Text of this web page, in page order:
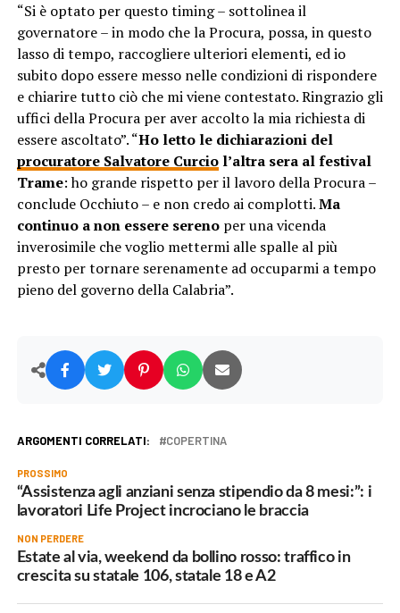
“Si è optato per questo timing – sottolinea il
governatore – in modo che la Procura, possa, in questo
lasso di tempo, raccogliere ulteriori elementi, ed io
subito dopo essere messo nelle condizioni di rispondere
e chiarire tutto ciò che mi viene contestato. Ringrazio gli
uffici della Procura per aver accolto la mia richiesta di
essere ascoltato”. “Ho letto le dichiarazioni del
procuratore Salvatore Curciol’altra sera al festival
Trame: ho grande rispetto per il lavoro della Procura –
conclude Occhiuto – e non credo ai complotti.Ma
continuo a non essere serenoper una vicenda
inverosimile che voglio mettermi alle spalle al più
presto per tornare serenamente ad occuparmi a tempo
pieno del governo della Calabria”.
ARGOMENTI CORRELATI: COPERTINA
PROSSIMO
“Assistenza agli anziani senza stipendio da 8 mesi:”: i
lavoratori Life Project incrociano le braccia
NON PERDERE
Estate al via, weekend da bollino rosso: traffico in
crescita su statale 106, statale 18 e A2